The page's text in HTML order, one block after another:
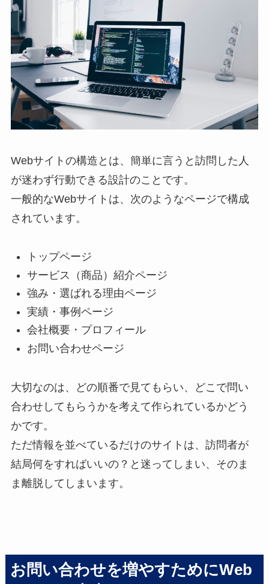
Webサイトの構造とは、簡単に言うと訪問した人
が迷わず行動できる設計のことです。
一般的なWebサイトは、次のようなページで構成
されています。
トップページ
サービス（商品）紹介ページ
強み・選ばれる理由ページ
実績・事例ページ
会社概要・プロフィール
お問い合わせページ
大切なのは、どの順番で見てもらい、どこで問い
合わせしてもらうかを考えて作られているかどう
かです。
ただ情報を並べているだけのサイトは、訪問者が
結局何をすればいいの？と迷ってしまい、そのま
ま離脱してしまいます。
お問い合わせを増やすためにWeb